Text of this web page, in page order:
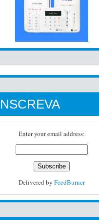
Enter your email address:
Delivered by FeedBurner